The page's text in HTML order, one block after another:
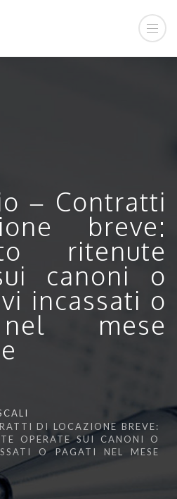
– Contratti
breve:
ritenute
canoni o
incassati o
mese
DI LOCAZIONE BREVE:
OPERATE SUI CANONI O
O PAGATI NEL MESE